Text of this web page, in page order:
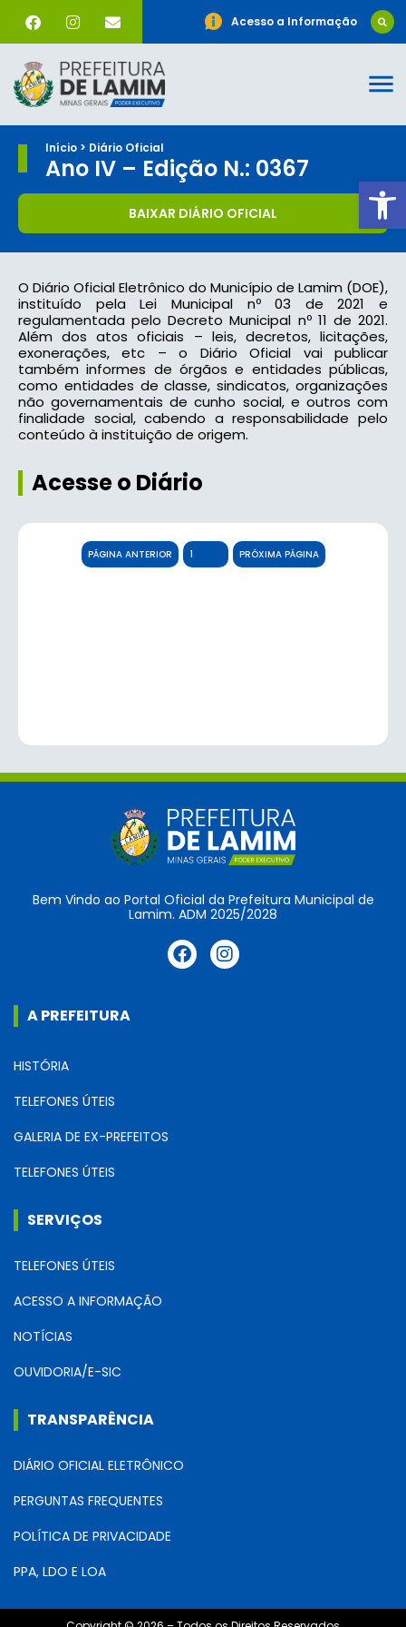
Acesso a Informação
Início > Diário Oficial
Ano IV – Edição N.: 0367
BAIXAR DIÁRIO OFICIAL
O Diário Oficial Eletrônico do Município de Lamim (DOE),
instituído pela Lei Municipal nº 03 de 2021 e
regulamentada pelo Decreto Municipal nº 11 de 2021.
Além dos atos oficiais – leis, decretos, licitações,
exonerações, etc – o Diário Oficial vai publicar
também informes de órgãos e entidades públicas,
como entidades de classe, sindicatos, organizações
não governamentais de cunho social, e outros com
finalidade social, cabendo a responsabilidade pelo
conteúdo à instituição de origem.
Acesse o Diário
PÁGINA ANTERIOR PRÓXIMA PÁGINA
Bem Vindo ao Portal Oficial da Prefeitura Municipal de
Lamim. ADM 2025/2028
A PREFEITURA
HISTÓRIA
TELEFONES ÚTEIS
GALERIA DE EX-PREFEITOS
TELEFONES ÚTEIS
SERVIÇOS
TELEFONES ÚTEIS
ACESSO A INFORMAÇÃO
NOTÍCIAS
OUVIDORIA/E-SIC
TRANSPARÊNCIA
DIÁRIO OFICIAL ELETRÔNICO
PERGUNTAS FREQUENTES
POLÍTICA DE PRIVACIDADE
PPA, LDO E LOA